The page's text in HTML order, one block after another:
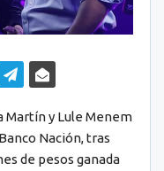
Martín y Lule Menem
Nación, tras
de pesos ganada